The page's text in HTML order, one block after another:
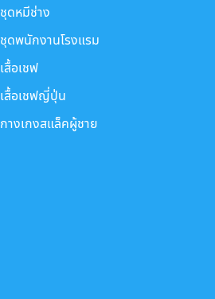
ชุดหมีช่าง
ชุดพนักงานโรงแรม
เสื้อเชฟ
เสื้อเชฟญี่ปุ่น
กางเกงสแล็คผู้ชาย